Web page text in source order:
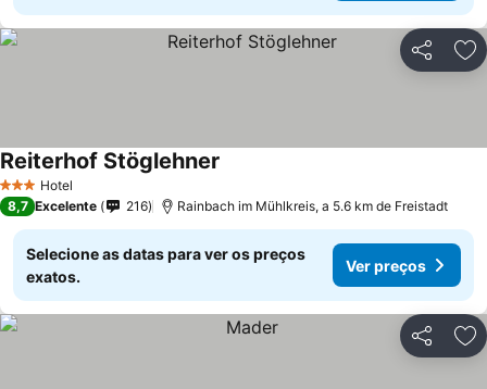
Partilhar
3 EstrelasHotel
Reiterhof Stöglehner
8,7 Excelente 216 Rainbach im Mühlkreis, a 5.6 km de Freistadt
Selecione as datas para ver os preços
exatos.
Ver preços
Partilhar